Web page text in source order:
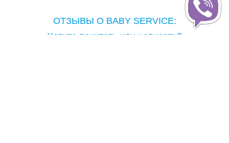
ОТЗЫВЫ О BABY SERVICE:
Хотите почитать или написать?